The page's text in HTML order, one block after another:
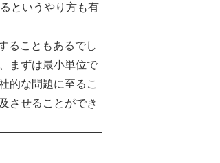
というやり方も有
ることもあるでし
まずは最小単位で
的な問題に至るこ
させることができ